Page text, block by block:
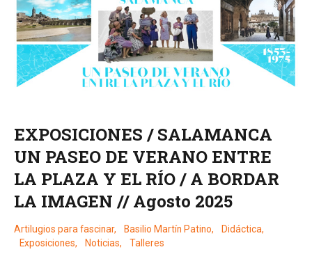
EXPOSICIONES / SALAMANCA
UN PASEO DE VERANO ENTRE
LA PLAZA Y EL RÍO / A BORDAR
LA IMAGEN // Agosto 2025
Artilugios para fascinar, Basilio Martín Patino, Didáctica,
Exposiciones, Noticias, Talleres